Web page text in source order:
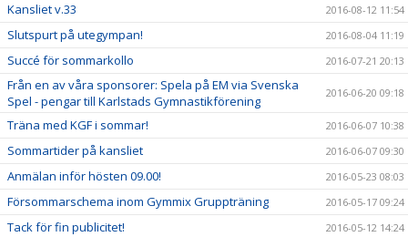
Kansliet v.33 2016-08-12 11:54
Slutspurt på utegympan! 2016-08-04 11:19
Succé för sommarkollo 2016-07-21 20:13
Från en av våra sponsorer: Spela på EM via Svenska
Spel - pengar till Karlstads Gymnastikförening
2016-06-20 09:18
Träna med KGF i sommar! 2016-06-07 10:38
Sommartider på kansliet 2016-06-07 09:30
Anmälan inför hösten 09.00! 2016-05-23 08:03
Försommarschema inom Gymmix Gruppträning 2016-05-17 09:24
Tack för fin publicitet! 2016-05-12 14:24